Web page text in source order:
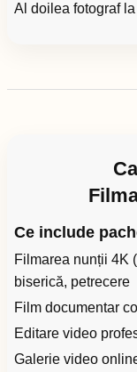
Al doilea fotograf
Ce include
Filmarea nunții 4K
biserică, petrecere
Film documentar
Editare video
Galerie video